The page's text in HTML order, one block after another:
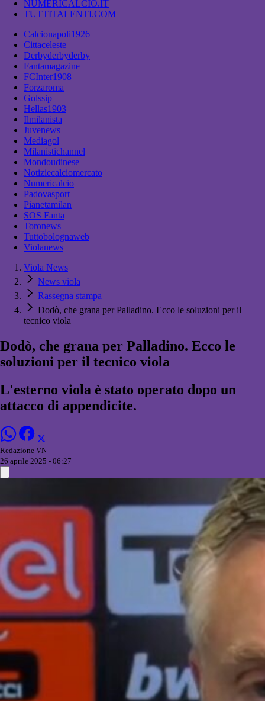
NUMERICALCIO.IT
TUTTITALENTI.COM
Calcionapoli1926
Cittaceleste
Derbyderbyderby
Fantamagazine
FCInter1908
Forzaroma
Golssip
Hellas1903
Ilmilanista
Juvenews
Mediagol
Milanistichannel
Mondoudinese
Notiziecalciomercato
Numericalcio
Padovasport
Pianetamilan
SOS Fanta
Toronews
Tuttobolognaweb
Violanews
Viola News
News viola
Rassegna stampa
Dodò, che grana per Palladino. Ecco le soluzioni per il
tecnico viola
Dodò, che grana per Palladino. Ecco le
soluzioni per il tecnico viola
L'esterno viola è stato operato dopo un
attacco di appendicite.
Redazione VN
26 aprile 2025 - 06:27